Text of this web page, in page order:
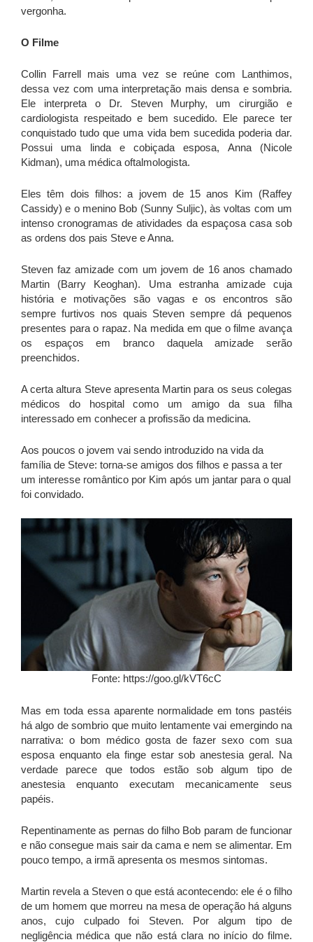
vergonha.
O Filme
Collin Farrell mais uma vez se reúne com Lanthimos,
dessa vez com uma interpretação mais densa e sombria.
Ele interpreta o Dr. Steven Murphy, um cirurgião e
cardiologista respeitado e bem sucedido. Ele parece ter
conquistado tudo que uma vida bem sucedida poderia dar.
Possui uma linda e cobiçada esposa, Anna (Nicole
Kidman), uma médica oftalmologista.
Eles têm dois filhos: a jovem de 15 anos Kim (Raffey
Cassidy) e o menino Bob (Sunny Suljic), às voltas com um
intenso cronogramas de atividades da espaçosa casa sob
as ordens dos pais Steve e Anna.
Steven faz amizade com um jovem de 16 anos chamado
Martin (Barry Keoghan). Uma estranha amizade cuja
história e motivações são vagas e os encontros são
sempre furtivos nos quais Steven sempre dá pequenos
presentes para o rapaz. Na medida em que o filme avança
os espaços em branco daquela amizade serão
preenchidos.
A certa altura Steve apresenta Martin para os seus colegas
médicos do hospital como um amigo da sua filha
interessado em conhecer a profissão da medicina.
Aos poucos o jovem vai sendo introduzido na vida da
família de Steve: torna-se amigos dos filhos e passa a ter
um interesse romântico por Kim após um jantar para o qual
foi convidado.
Fonte: https://goo.gl/kVT6cC
Mas em toda essa aparente normalidade em tons pastéis
há algo de sombrio que muito lentamente vai emergindo na
narrativa: o bom médico gosta de fazer sexo com sua
esposa enquanto ela finge estar sob anestesia geral. Na
verdade parece que todos estão sob algum tipo de
anestesia enquanto executam mecanicamente seus
papéis.
Repentinamente as pernas do filho Bob param de funcionar
e não consegue mais sair da cama e nem se alimentar. Em
pouco tempo, a irmã apresenta os mesmos sintomas.
Martin revela a Steven o que está acontecendo: ele é o filho
de um homem que morreu na mesa de operação há alguns
anos, cujo culpado foi Steven. Por algum tipo de
negligência médica que não está clara no início do filme.